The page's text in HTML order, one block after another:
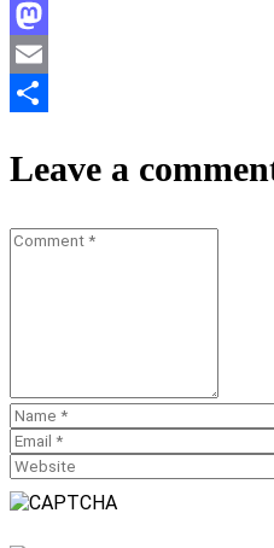
Facebook
Mastodon
Email
Leave a